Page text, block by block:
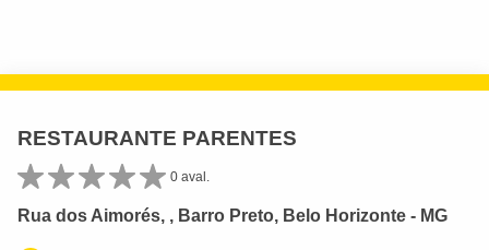
RESTAURANTE PARENTES
0 aval.
Rua dos Aimorés, , Barro Preto, Belo Horizonte - MG